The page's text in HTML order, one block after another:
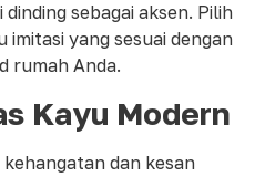
sebagai aksen. Pilih
yang sesuai dengan
rumah Anda.
Kayu Modern
dan kesan